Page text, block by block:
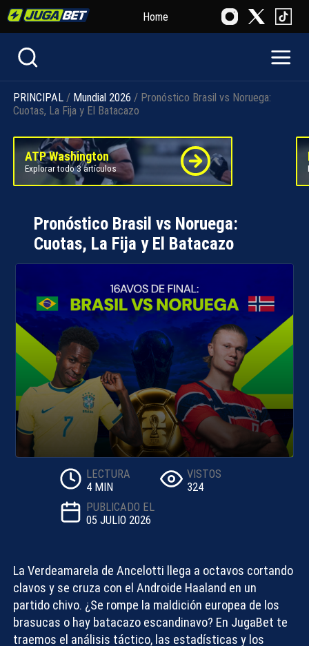
Home
PRINCIPAL / Mundial 2026 / Pronóstico Brasil vs Noruega:
Cuotas, La Fija y El Batacazo
ATP Washington
Explorar todo 3 artículos
Pronóstico Brasil vs Noruega:
Cuotas, La Fija y El Batacazo
LECTURA
4 MIN
VISTOS
324
PUBLICADO EL
05 JULIO 2026
LaVerdeamarela de Ancelotti llega a octavos cortando
clavos y se cruza con elAndroide Haaland en un
partido chivo. ¿Se rompe la maldición europea de los
brasucas o hay batacazo escandinavo? En JugaBet te
traemos el análisis táctico, las estadísticas y los